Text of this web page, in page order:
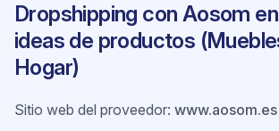
Dropshipping con Aosom
ideas de productos
Hogar)
Sitio web del proveedor: www.aosom.es